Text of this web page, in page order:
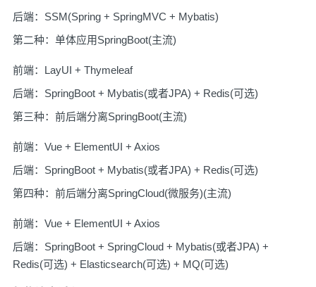
后端：SSM(Spring + SpringMVC + Mybatis)
第二种：单体应用SpringBoot(主流)
前端：LayUI + Thymeleaf
后端：SpringBoot + Mybatis(或者JPA) + Redis(可选)
第三种：前后端分离SpringBoot(主流)
前端：Vue + ElementUI + Axios
后端：SpringBoot + Mybatis(或者JPA) + Redis(可选)
第四种：前后端分离SpringCloud(微服务)(主流)
前端：Vue + ElementUI + Axios
后端：SpringBoot + SpringCloud + Mybatis(或者JPA) +
Redis(可选) + Elasticsearch(可选) + MQ(可选)